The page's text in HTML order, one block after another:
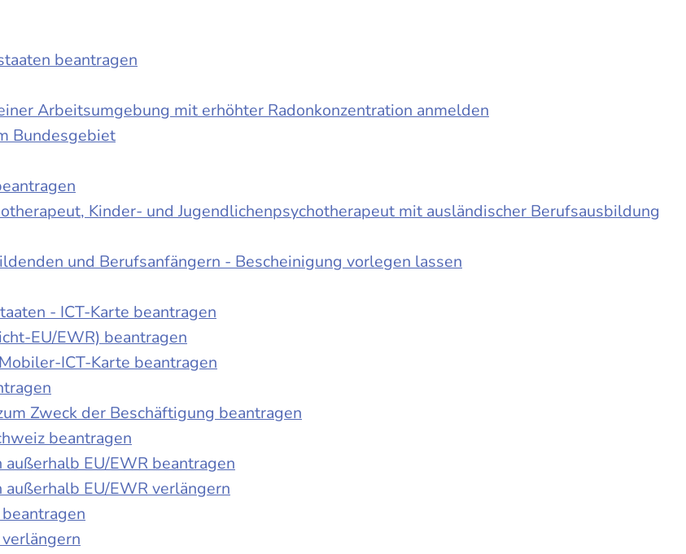
beantragen
Arbeitsumgebung mit erhöhter Radonkonzentration anmelden
Bundesgebiet
Kinder- und Jugendlichenpsychotherapeut mit ausländischer Berufsausbildung
und Berufsanfängern - Bescheinigung vorlegen lassen
- ICT-Karte beantragen
EU/EWR) beantragen
ICT-Karte beantragen
Zweck der Beschäftigung beantragen
beantragen
EU/EWR beantragen
EU/EWR verlängern